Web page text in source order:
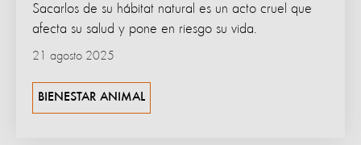
Sacarlos de su hábitat natural es un acto cruel que
afecta su salud y pone en riesgo su vida.
21 agosto 2025
BIENESTAR ANIMAL